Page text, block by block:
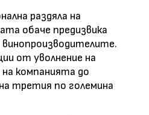
раздяла на
обаче предизвика
винопроизводителите.
от уволнение на
компанията до
третия по големина